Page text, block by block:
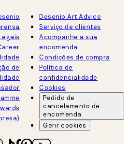
de
Desenio Art Advice
Serviço de clientes
Acompanhe a sua
encomenda
Condições de compra
Política de
confidencialidade
Cookies
Pedido de
cancelamento de
encomenda
Gerir cookies